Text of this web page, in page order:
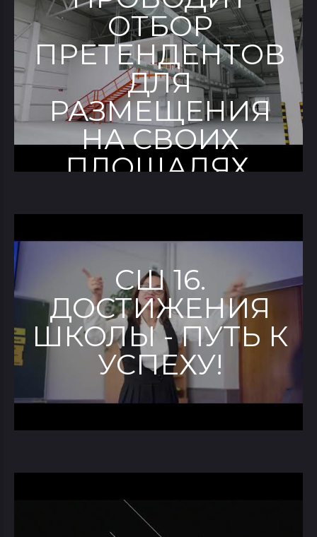
ОТБОР
ПРЕТЕНДЕНТОВ
ДЛЯ
РАЗМЕЩЕНИЯ
НА СВОИХ
ПЛОЩАДЯХ.
СШ 16.
ДОСТИЖЕНИЯ
ШКОЛЫ - ПУТЬ К
УСПЕХУ!